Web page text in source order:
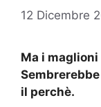
12 Dicembre
Ma i
il perchè.